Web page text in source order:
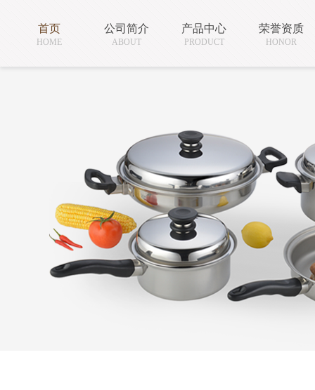
首页
HOME
公司简介
ABOUT
产品中心
PRODUCT
荣誉资质
HONOR